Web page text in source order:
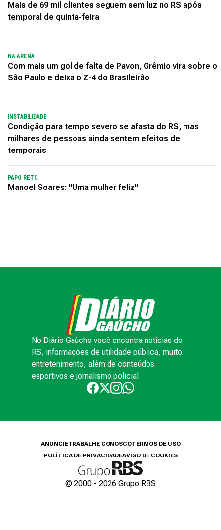
Mais de 69 mil clientes seguem sem luz no RS após
temporal de quinta-feira
NA ARENA
Com mais um gol de falta de Pavon, Grêmio vira sobre o
São Paulo e deixa o Z-4 do Brasileirão
INSTABILIDADE
Condição para tempo severo se afasta do RS, mas
milhares de pessoas ainda sentem efeitos de
temporais
PAPO RETO
Manoel Soares: "Uma mulher feliz"
No Diário Gaúcho você encontra notícias do
RS, informações de utilidade pública, muito
entretenimento, além de conteúdos
esportivos e jornalismo policial.
ANUNCIETRABALHE CONOSCOTERMOS DE USO
POLÍTICA DE PRIVACIDADEAVISO DE COOKIES
© 2000 - 2026 Grupo RBS